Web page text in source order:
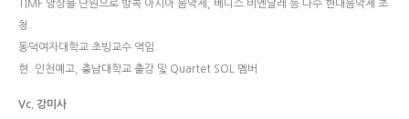
TIMF 앙상블 단원으로 방콕 아시아 음악제, 베니스 비엔날레 등 다수 현대음악제 초
청.
동덕여자대학교 초빙교수 역임.
현. 인천예고, 충남대학교 출강 및 Quartet SOL 멤버
Vc. 강미사